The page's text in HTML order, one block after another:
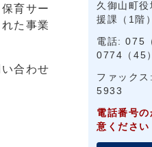
育サー
た事業
合わせ
久御山町
援課（1階）
電話: 075
0774（45
ファック
5933
電話番号
意ください